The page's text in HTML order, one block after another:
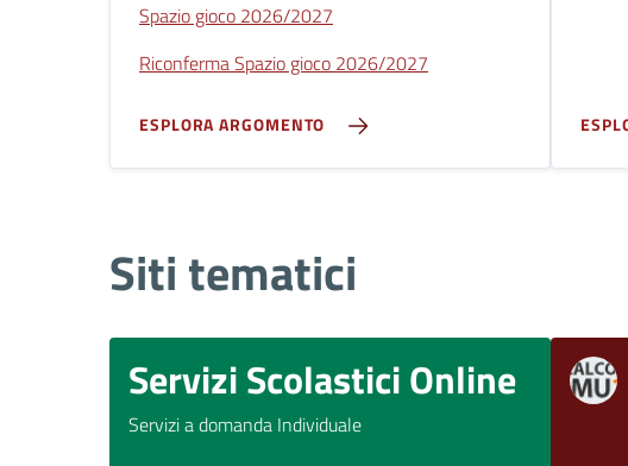
Spazio gioco 2026/2027
Riconferma Spazio gioco 2026/2027
ESPLORA ARGOMENTO
Siti tematici
Servizi Scolastici Online
Servizi a domanda Individuale